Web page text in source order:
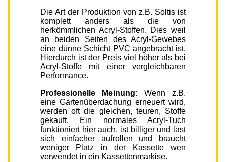
Die Art der Produktion von z.B. Soltis ist
komplett anders als die von
herkömmlichen Acryl-Stoffen. Dies weil
an beiden Seiten des Acryl-Gewebes
eine dünne Schicht PVC angebracht ist.
Hierdurch ist der Preis viel höher als bei
Acryl-Stoffe mit einer vergleichbaren
Performance.
Professionelle Meinung: Wenn z.B.
eine Gartenüberdachung erneuert wird,
werden oft die gleichen, teuren, Stoffe
gekauft. Ein normales Acryl-Tuch
funktioniert hier auch, ist billiger und last
sich einfacher aufrollen und braucht
weniger Platz in der Kassette wen
verwendet in ein Kassettenmarkise.